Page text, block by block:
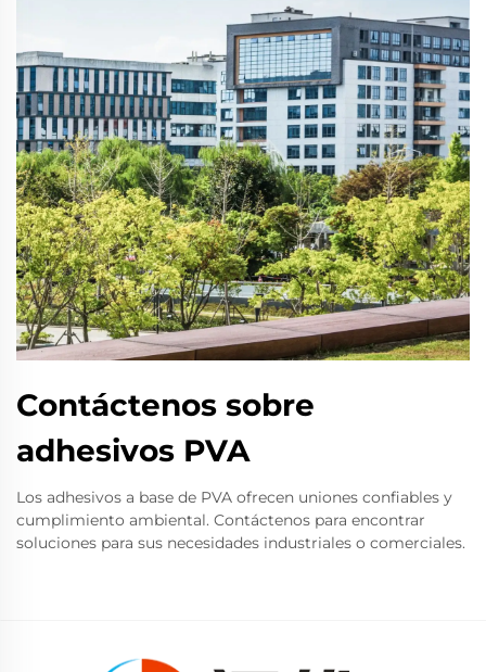
Contáctenos sobre
adhesivos PVA
Los adhesivos a base de PVA ofrecen uniones confiables y
cumplimiento ambiental. Contáctenos para encontrar
soluciones para sus necesidades industriales o comerciales.